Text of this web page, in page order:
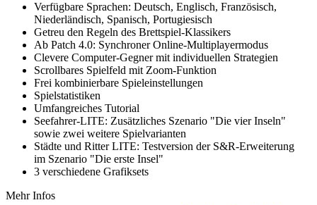
Verfügbare Sprachen: Deutsch, Englisch, Französisch,
Niederländisch, Spanisch, Portugiesisch
Getreu den Regeln des Brettspiel-Klassikers
Ab Patch 4.0: Synchroner Online-Multiplayermodus
Clevere Computer-Gegner mit individuellen Strategien
Scrollbares Spielfeld mit Zoom-Funktion
Frei kombinierbare Spieleinstellungen
Spielstatistiken
Umfangreiches Tutorial
Seefahrer-LITE: Zusätzliches Szenario "Die vier Inseln"
sowie zwei weitere Spielvarianten
Städte und Ritter LITE: Testversion der S&R-Erweiterung
im Szenario "Die erste Insel"
3 verschiedene Grafiksets
Mehr Infos